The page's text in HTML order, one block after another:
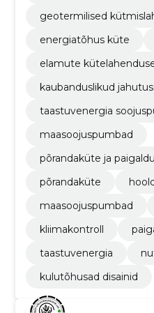
geotermilised
energiatõhus küte
elamute
kaubanduslikud
taastuvenergia
maasoojuspumbad
põrandaküte ja
põrandaküte
maasoojuspumbad
kliimakontroll
taastuvenergia
kulutõhusad disainid